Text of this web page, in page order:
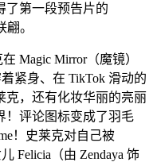
了第一段预告片的
。
Magic Mirror（魔镜）
紧身、在 TikTok 滑动的
克，还有化妆华丽的亮丽
！评论图标变成了羽毛
！史莱克对自己被
Felicia（由 Zendaya 饰